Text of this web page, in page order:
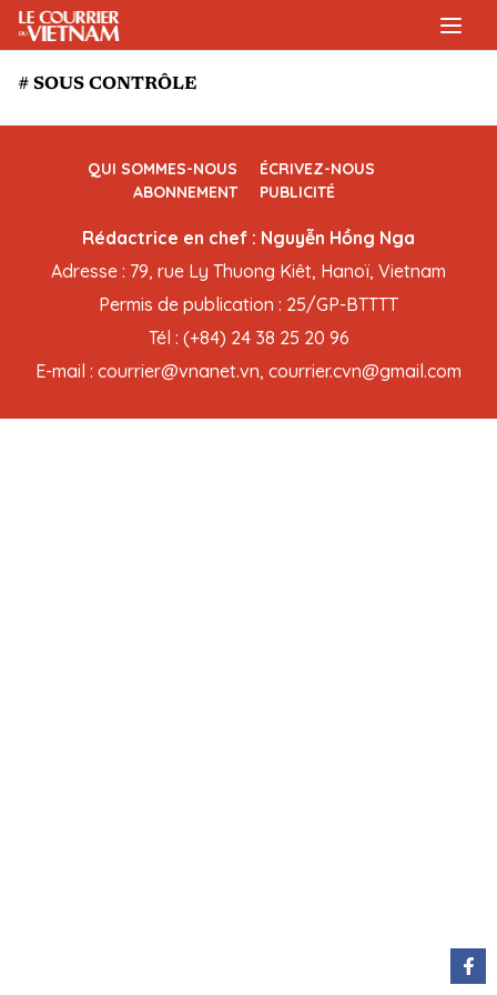
# SOUS CONTRÔLE
QUI SOMMES-NOUS
ÉCRIVEZ-NOUS
ABONNEMENT
PUBLICITÉ
Rédactrice en chef : Nguyễn Hồng Nga
Adresse : 79, rue Ly Thuong Kiêt, Hanoï, Vietnam
Permis de publication : 25/GP-BTTTT
Tél : (+84) 24 38 25 20 96
E-mail : courrier@vnanet.vn, courrier.cvn@gmail.com